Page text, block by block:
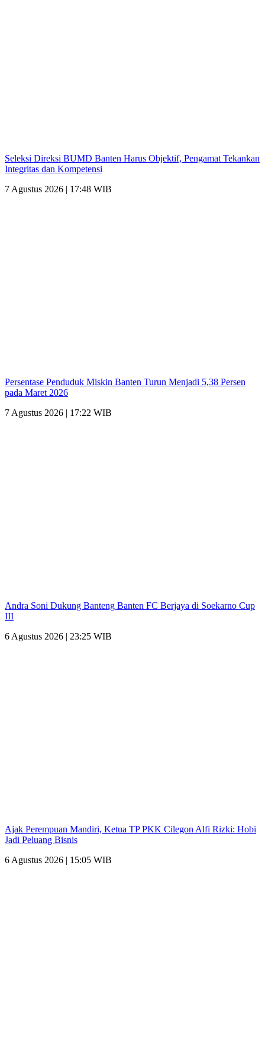
Seleksi Direksi BUMD Banten Harus Objektif, Pengamat Tekankan
Integritas dan Kompetensi
7 Agustus 2026 | 17:48 WIB
Persentase Penduduk Miskin Banten Turun Menjadi 5,38 Persen
pada Maret 2026
7 Agustus 2026 | 17:22 WIB
Andra Soni Dukung Banteng Banten FC Berjaya di Soekarno Cup
III
6 Agustus 2026 | 23:25 WIB
Ajak Perempuan Mandiri, Ketua TP PKK Cilegon Alfi Rizki: Hobi
Jadi Peluang Bisnis
6 Agustus 2026 | 15:05 WIB